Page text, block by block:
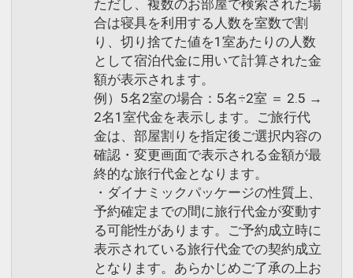
ク」がシンボル
冬には光と音が織り成す幻想的なイルミ
ネーション「彩凛華」が開催されます
設定期間：2023年6月13日～2027年5月
インターネットコース番号：DP-2-
200000025260
ただし、複数のお部屋で検索された場
合は寝具を利用する人数を室数で割
り、切り捨てた値を1室あたりの人数
として宿泊代金に用いて計算された金
額が表示されます。
例）5名2室の場合：5名÷2室 ＝ 2.5 →
2名1室代金を表示します。ご旅行代
金は、部屋割りを指定後ご選択内容の
確認・変更画面で表示される金額が最
終的な旅行代金となります。
・ダイナミックパッケージの性質上、
予約確定までの間に旅行代金が変動す
る可能性があります。ご予約成立時に
表示されている旅行代金での契約成立
となります。あらかじめご了承の上お